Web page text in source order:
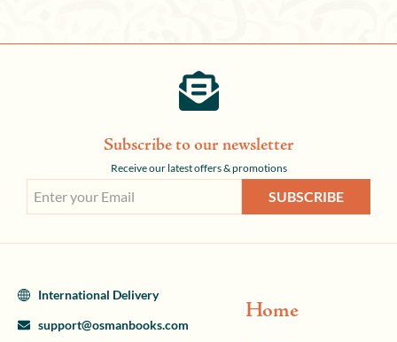
Subscribe to our newsletter
Receive our latest offers & promotions
SUBSCRIBE
International Delivery
support@osmanbooks.com
Home